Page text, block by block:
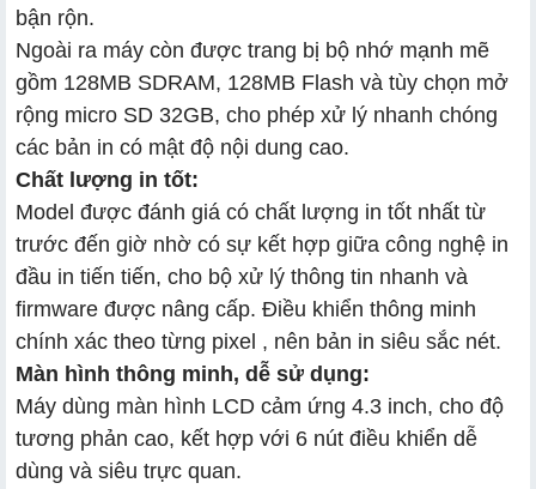
bận rộn.
Ngoài ra máy còn được trang bị bộ nhớ mạnh mẽ
gồm 128MB SDRAM, 128MB Flash và tùy chọn mở
rộng micro SD 32GB, cho phép xử lý nhanh chóng
các bản in có mật độ nội dung cao.
Chất lượng in tốt:
Model được đánh giá có chất lượng in tốt nhất từ
trước đến giờ nhờ có sự kết hợp giữa công nghệ in
đầu in tiến tiến, cho bộ xử lý thông tin nhanh và
firmware được nâng cấp. Điều khiển thông minh
chính xác theo từng pixel , nên bản in siêu sắc nét.
Màn hình thông minh, dễ sử dụng:
Máy dùng màn hình LCD cảm ứng 4.3 inch, cho độ
tương phản cao, kết hợp với 6 nút điều khiển dễ
dùng và siêu trực quan.